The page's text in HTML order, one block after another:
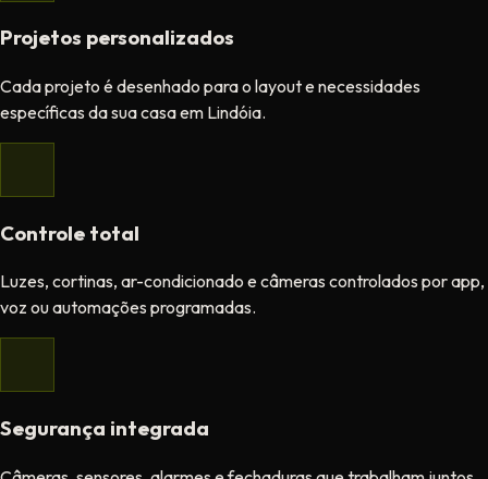
Projetos personalizados
Cada projeto é desenhado para o layout e necessidades
específicas da sua casa em Lindóia.
Controle total
Luzes, cortinas, ar-condicionado e câmeras controlados por app,
voz ou automações programadas.
Segurança integrada